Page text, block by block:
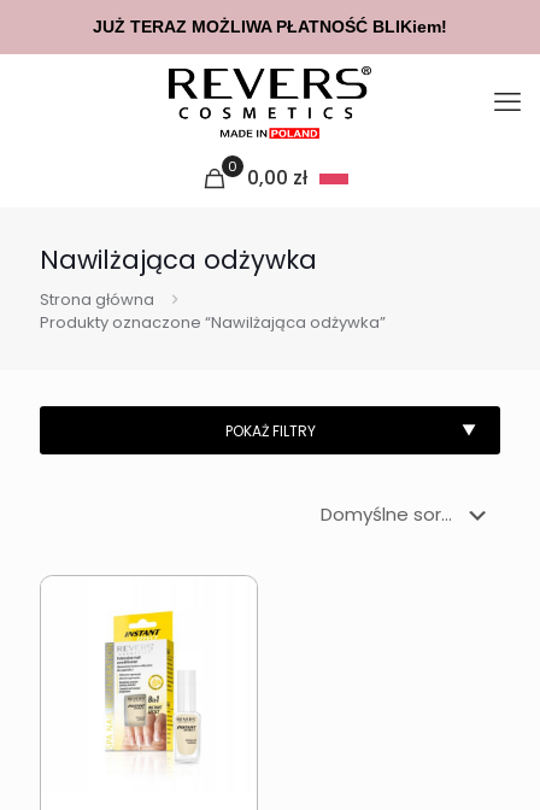
0 0,00 zł
Nawilżająca odżywka
Strona główna
Produkty oznaczone “Nawilżająca odżywka”
JUŻ TERAZ MOŻLIWA PŁATNOŚĆ BLIKiem!